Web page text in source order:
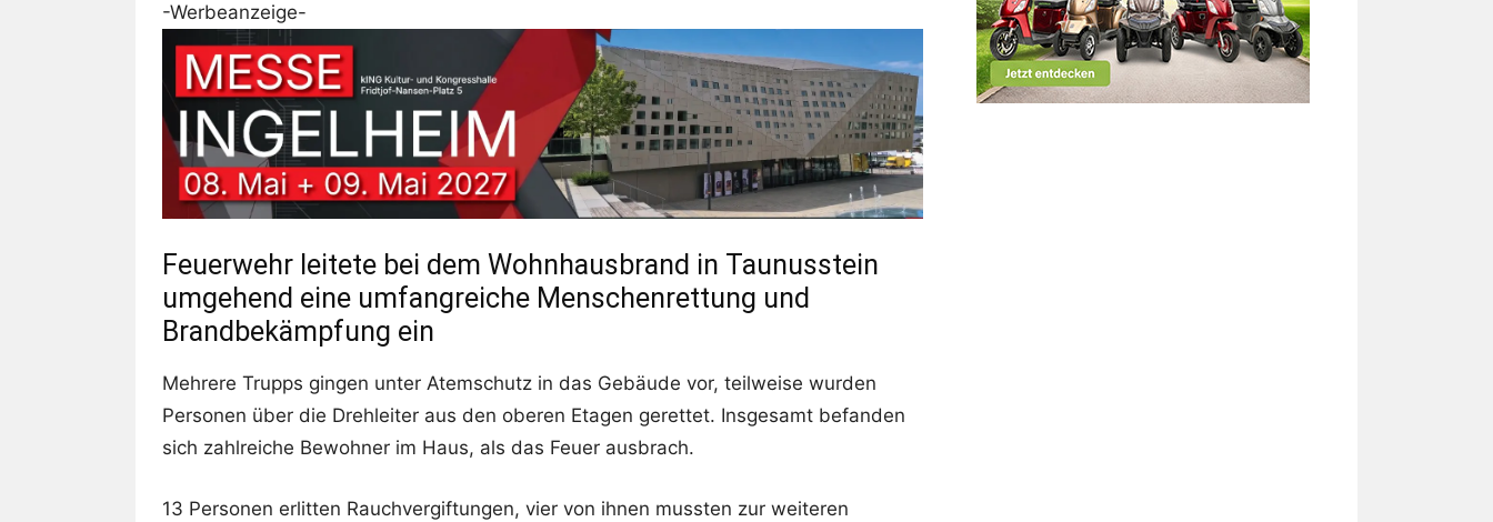
-Werbeanzeige-
Feuerwehr leitete bei dem Wohnhausbrand in Taunusstein
umgehend eine umfangreiche Menschenrettung und
Brandbekämpfung ein
Mehrere Trupps gingen unter Atemschutz in das Gebäude vor, teilweise wurden
Personen über die Drehleiter aus den oberen Etagen gerettet. Insgesamt befanden
sich zahlreiche Bewohner im Haus, als das Feuer ausbrach.
13 Personen erlitten Rauchvergiftungen, vier von ihnen mussten zur weiteren